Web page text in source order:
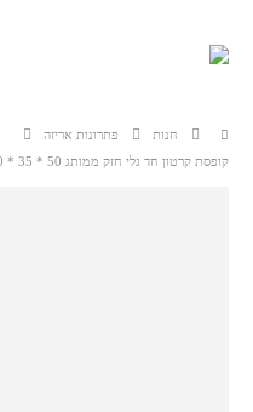
חנות
פתרונות אריזה
קופסת קרטון חד גלי חזק ממותג 50 * 35 * 40 ס"מ – קרטון RSC